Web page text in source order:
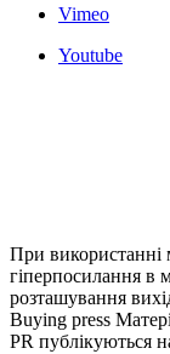
Vimeo
Youtube
При використанні
гіперпосилання в
розташування
Buying press
PR публікуються